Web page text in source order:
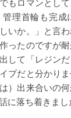
もロマンとして
理首輪も完成
いか。」と言
ったのですが
して「レジン
プだと分かりま
）出来合いの
に落ち着きまし